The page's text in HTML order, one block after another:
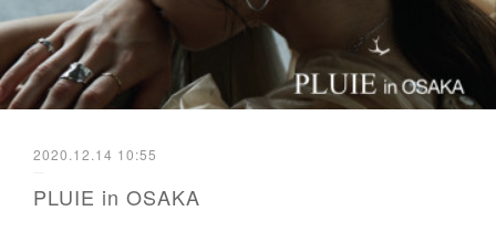
2020.12.14 10:55
PLUIE in OSAKA